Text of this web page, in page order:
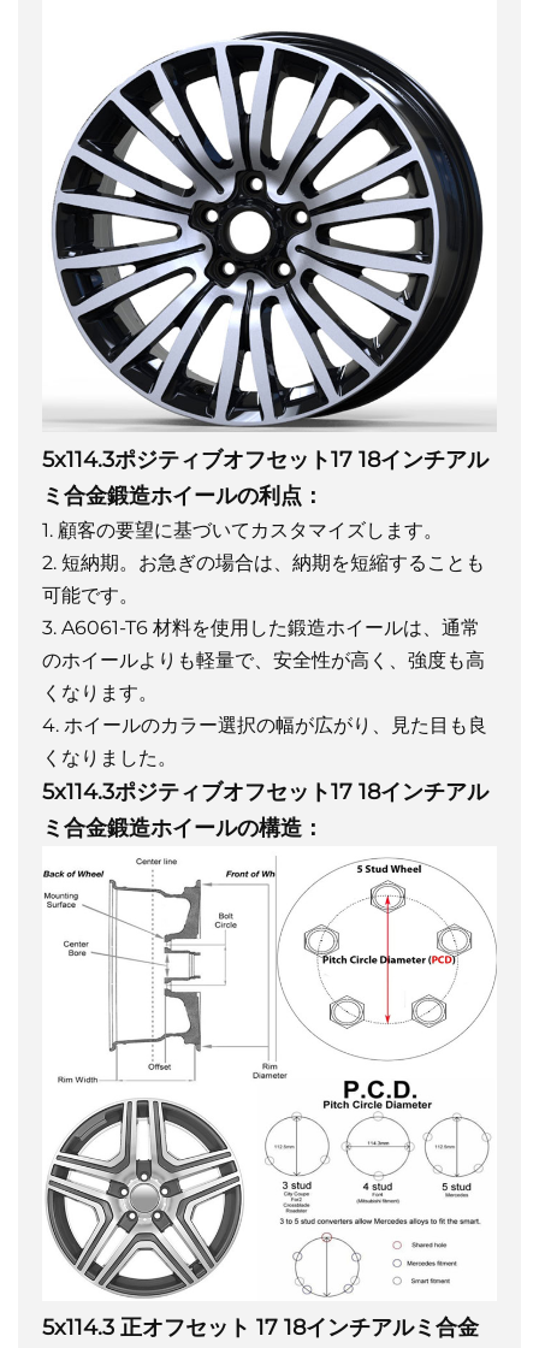
5x114.3ポジティブオフセット17 18インチアル
ミ合金鍛造ホイールの利点：
1. 顧客の要望に基づいてカスタマイズします。
2. 短納期。お急ぎの場合は、納期を短縮することも
可能です。
3. A6061-T6 材料を使用した鍛造ホイールは、通常
のホイールよりも軽量で、安全性が高く、強度も高
くなります。
4. ホイールのカラー選択の幅が広がり、見た目も良
くなりました。
5x114.3ポジティブオフセット17 18インチアル
ミ合金鍛造ホイールの構造：
5x114.3 正オフセット 17 18インチアルミ合金